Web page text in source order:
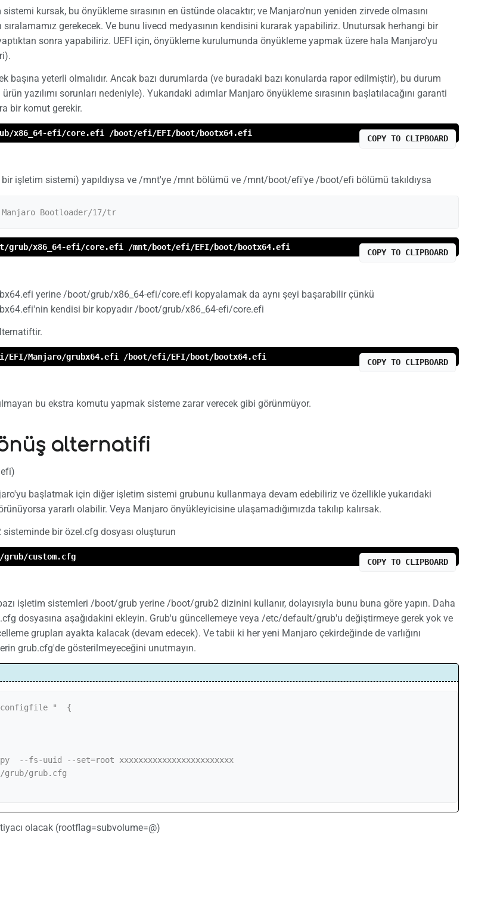
kursak, bu önyükleme sırasının en üstünde olacaktır; ve Manjaro'nun yeniden zirvede olmasını
gerekecek. Ve bunu livecd medyasının kendisini kurarak yapabiliriz. Unutursak herhangi bir
sonra yapabiliriz. UEFI için, önyükleme kurulumunda önyükleme yapmak üzere hala Manjaro'yu
başına yeterli olmalıdır. Ancak bazı durumlarda (ve buradaki bazı konularda rapor edilmiştir), bu durum
yazılımı sorunları nedeniyle). Yukarıdaki adımlar Manjaro önyükleme sırasının başlatılacağını garanti
bir komut gerekir.
x86_64-efi/core.efi /boot/efi/EFI/boot/bootx64.efi
COPY TO CLIPBOARD
bir işletim sistemi) yapıldıysa ve /mnt'ye /mnt bölümü ve /mnt/boot/efi'ye /boot/efi bölümü takıldıysa
grub/x86_64-efi/core.efi /mnt/boot/efi/EFI/boot/bootx64.efi
COPY TO CLIPBOARD
yerine /boot/grub/x86_64-efi/core.efi kopyalamak da aynı şeyi başarabilir çünkü
kendisi bir kopyadır /boot/grub/x86_64-efi/core.efi
EFI/Manjaro/grubx64.efi /boot/efi/EFI/boot/bootx64.efi
COPY TO CLIPBOARD
bu ekstra komutu yapmak sisteme zarar verecek gibi görünmüyor.
alternatifi
başlatmak için diğer işletim sistemi grubunu kullanmaya devam edebiliriz ve özellikle yukarıdaki
yararlı olabilir. Veya Manjaro önyükleyicisine ulaşamadığımızda takılıp kalırsak.
bir özel.cfg dosyası oluşturun
custom.cfg
COPY TO CLIPBOARD
işletim sistemleri /boot/grub yerine /boot/grub2 dizinini kullanır, dolayısıyla bunu buna göre yapın. Daha
dosyasına aşağıdakini ekleyin. Grub'u güncellemeye veya /etc/default/grub'u değiştirmeye gerek yok ve
grupları ayakta kalacak (devam edecek). Ve tabii ki her yeni Manjaro çekirdeğinde de varlığını
grub.cfg'de gösterilmeyeceğini unutmayın.
- configfile "  {
olacak (rootflag=subvolume=@)